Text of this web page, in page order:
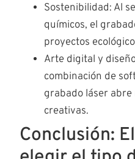
Sostenibilidad: Al
químicos, el
proyectos
Arte digital y
combinación de
grabado láser
creativas.
Conclusión: